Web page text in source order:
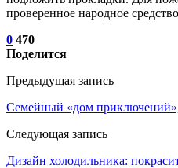
проверенное народное
0 470
Поделится
Предыдущая запись
Семейный «дом
Следующая запись
Дизайн холодильника: